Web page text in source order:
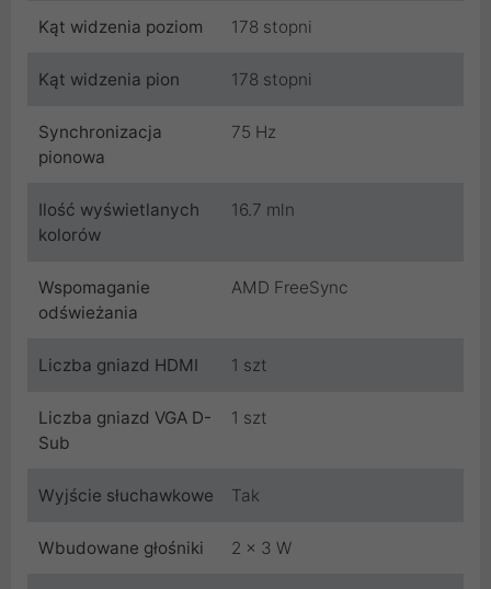
Kąt widzenia poziom 178 stopni
Kąt widzenia pion 178 stopni
Synchronizacja
pionowa
75 Hz
Ilość wyświetlanych
kolorów
16.7 mln
Wspomaganie
odświeżania
AMD FreeSync
Liczba gniazd HDMI 1 szt
Liczba gniazd VGA D-
Sub
1 szt
Wyjście słuchawkowe Tak
Wbudowane głośniki 2 x 3 W